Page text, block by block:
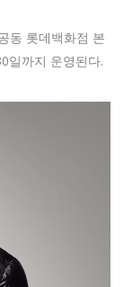
동 롯데백화점 본
일까지 운영된다.